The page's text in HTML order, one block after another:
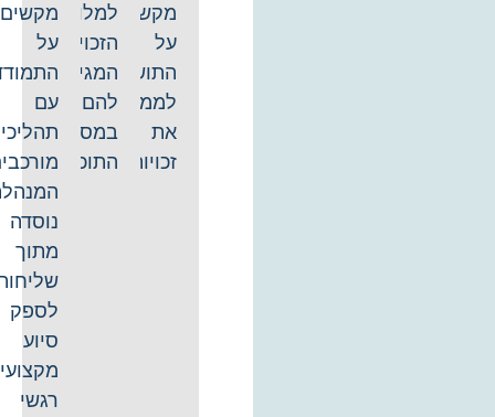
מקשים
התושבים
לממש
את
זכויותיהם.
למלוא
הזכויות
המגיעות
להם
במסגרת
התוכנית.
מקשים
על
התמודדות
עם
תהליכים
מורכבים.
המנהלת
נוסדה
מתוך
שליחות
לספק
סיוע
מקצועי,
רגשי